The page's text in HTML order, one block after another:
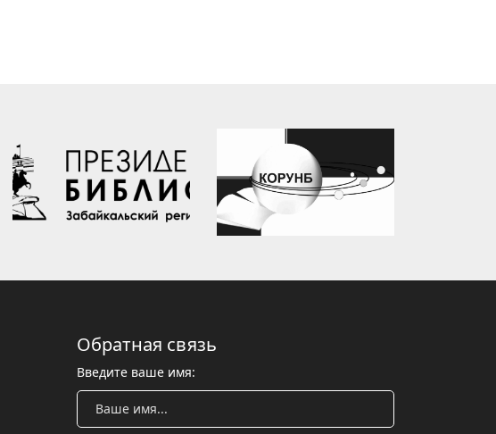
Обратная связь
Введите ваше имя: